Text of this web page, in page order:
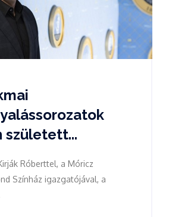
született...
Róberttel, a Móricz
Színház igazgatójával, a